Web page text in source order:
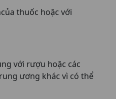
thuốc hoặc với
với rượu hoặc các
ương khác vì có thể